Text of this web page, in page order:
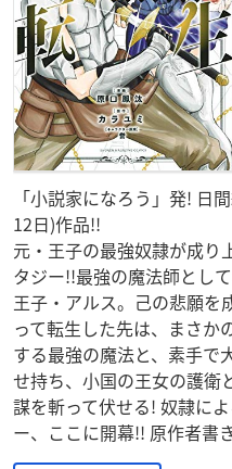
「小説家になろう」発! 日
12日)作品!!
元・王子の最強奴隷が成り
タジー!!最強の魔法師とし
王子・アルス。己の悲願を
って転生した先は、まさか
する最強の魔法と、素手で
せ持ち、小国の王女の護衛
謀を斬って伏せる! 奴隷に
ー、ここに開幕!! 原作者書